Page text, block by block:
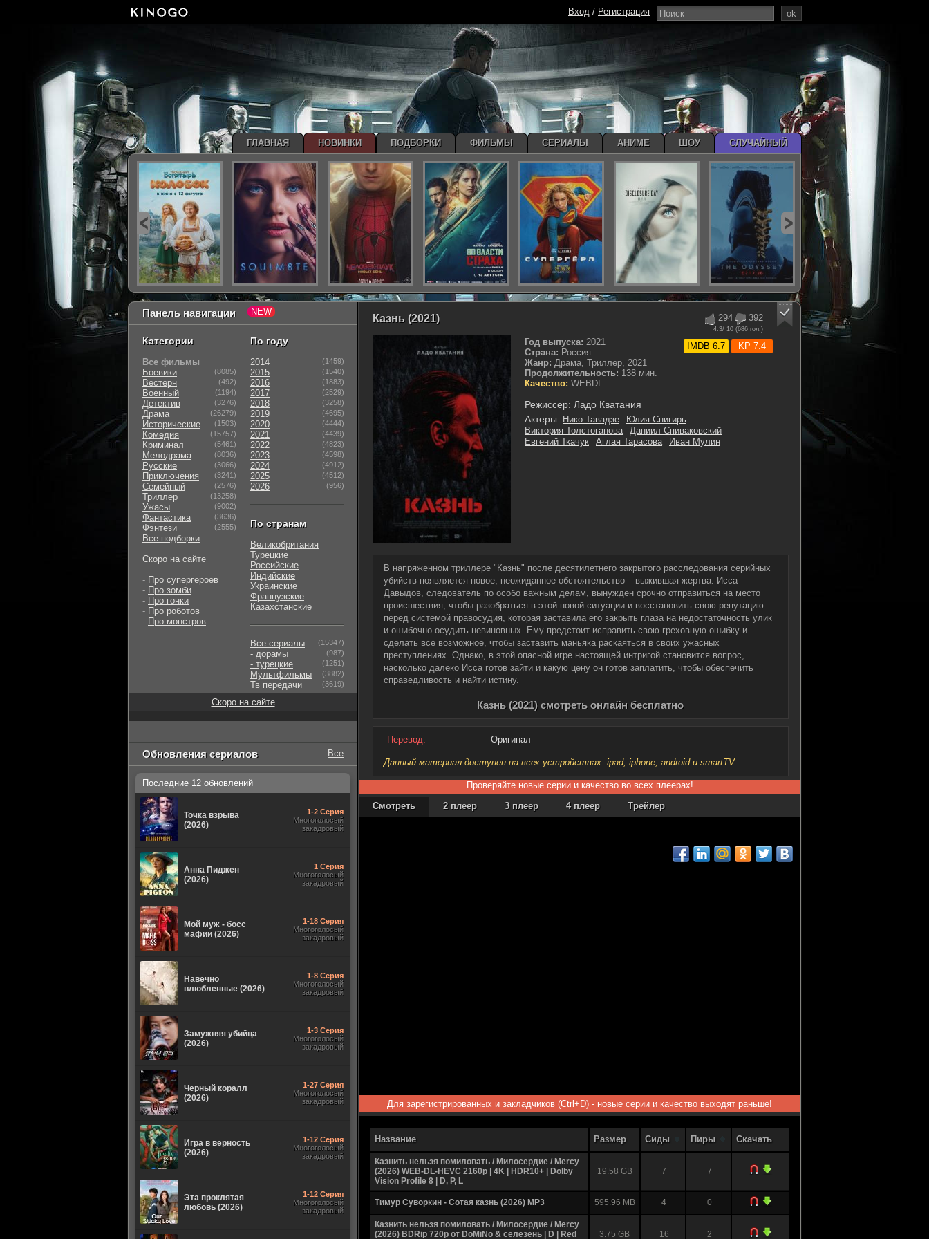
294 392
4.3/ 10 (686 гол.)
IMDB 6.7 KP 7.4
Казнь (2021)
Год выпуска: 2021
Страна: Россия
Жанр: Драма, Триллер, 2021
Продолжительность: 138 мин.
Качество: WEBDL
Режиссер: Ладо Кватания
Актеры: Нико Тавадзе
Юлия Снигирь
Виктория Толстоганова
Даниил Спиваковский
Евгений Ткачук
Аглая Тарасова Иван Мулин
В напряженном триллере "Казнь" после десятилетнего закрытого расследования серийных
убийств появляется новое, неожиданное обстоятельство – выжившая жертва. Исса
Давыдов, следователь по особо важным делам, вынужден срочно отправиться на место
происшествия, чтобы разобраться в этой новой ситуации и восстановить свою репутацию
перед системой правосудия, которая заставила его закрыть глаза на недостаточность улик
и ошибочно осудить невиновных. Ему предстоит исправить свою греховную ошибку и
сделать все возможное, чтобы заставить маньяка раскаяться в своих ужасных
преступлениях. Однако, в этой опасной игре настоящей интригой становится вопрос,
насколько далеко Исса готов зайти и какую цену он готов заплатить, чтобы обеспечить
справедливость и найти истину.
Казнь (2021) смотреть онлайн бесплатно
Перевод: Оригинал
Данный материал доступен на всех устройствах: ipad, iphone, android и smartTV.
Проверяйте новые серии и качество во всех плеерах!
Смотреть
2 плеер 3 плеер 4 плеер Трейлер
Для зарегистрированных и закладчиков (Ctrl+D) - новые серии и качество выходят раньше!
Название Размер Сиды Пиры Скачать
Казнить нельзя помиловать / Милосердие / Mercy
(2026) WEB-DL-HEVC 2160p | 4K | HDR10+ | Dolby
Vision Profile 8 | D, P, L
19.58 GB 7 7
Тимур Суворкин - Сотая казнь (2026) MP3 595.96 MB 4 0
Казнить нельзя помиловать / Милосердие / Mercy
(2026) BDRip 720p от DoMiNo & селезень | D | Red
3.75 GB 16 2
Панель навигации
Категории
Все фильмы
Боевики
(8085)
Вестерн (492)
Военный (1194)
Детектив (3276)
Драма (26279)
Исторические (1503)
Комедия (15757)
Криминал (5461)
Мелодрама (8036)
Русские (3066)
Приключения (3241)
Семейный (2576)
Триллер (13258)
Ужасы (9002)
Фантастика (3636)
Фэнтези (2555)
Все подборки
Скоро на сайте
- Про супергероев
- Про зомби
- Про гонки
- Про роботов
- Про монстров
По году
2014 (1459)
2015 (1540)
2016 (1883)
2017 (2529)
2018 (3258)
2019 (4695)
2020 (4444)
2021 (4439)
2022 (4823)
2023 (4598)
2024 (4912)
2025 (4512)
2026 (956)
По странам
Великобритания
Турецкие
Российские
Индийские
Украинские
Французские
Казахстанские
Все сериалы (15347)
- дорамы (987)
- турецкие (1251)
Мультфильмы (3882)
Тв передачи (3619)
Скоро на сайте
Обновления сериалов Все
Последние 12 обновлений
Точка взрыва
(2026)
1-2 Серия
Многоголосый
закадровый
Анна Пиджен
(2026)
1 Серия
Многоголосый
закадровый
Мой муж - босс
мафии (2026)
1-18 Серия
Многоголосый
закадровый
Навечно
влюбленные (2026)
1-8 Серия
Многоголосый
закадровый
Замужняя убийца
(2026)
1-3 Серия
Многоголосый
закадровый
Черный коралл
(2026)
1-27 Серия
Многоголосый
закадровый
Игра в верность
(2026)
1-12 Серия
Многоголосый
закадровый
Эта проклятая
любовь (2026)
1-12 Серия
Многоголосый
закадровый
ok
Вход / Регистрация
ГЛАВНАЯ НОВИНКИ ПОДБОРКИ ФИЛЬМЫ СЕРИАЛЫ АНИМЕ ШОУ СЛУЧАЙНЫЙ